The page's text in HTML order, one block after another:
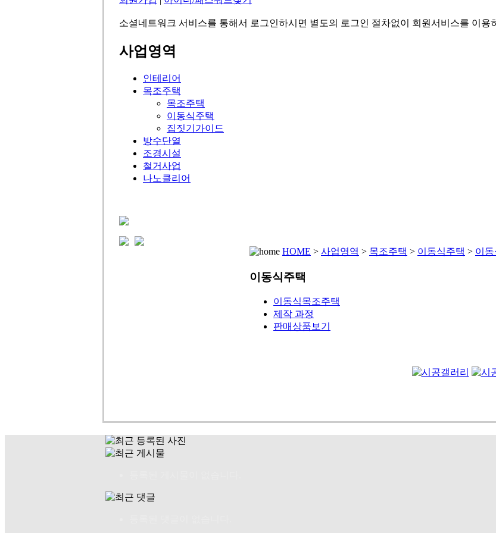
소셜네트워크 서비스를 통해서 로그인하시면 별도의 로그인 절차없이 회원서비스를 이용
사업영역
인테리어
목조주택
목조주택
이동식주택
집짓기가이드
방수단열
조경시설
철거사업
나노클리어
HOME > 사업영역 > 목조주택 > 이동식주택 > 이
이동식주택
이동식목조주택
제작 과정
판매상품보기